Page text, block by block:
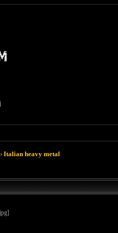
›Italian heavy metal